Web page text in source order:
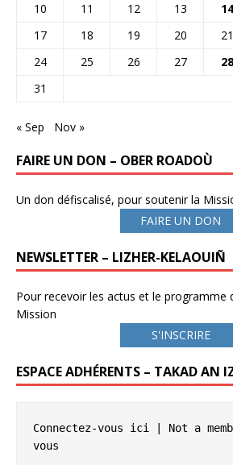
10
11 12 13 14
17
18 19 20 21
24
25 26 27 28
31
« Sep Nov »
FAIRE UN DON – OBER ROADOÙ
Un don défiscalisé, pour soutenir la
FAIRE UN DON
NEWSLETTER – LIZHER-KELAOUIÑ
Pour recevoir les actus et le programme
Mission
S'INSCRIRE
ESPACE ADHÉRENTS – TAKAD AN
Connectez-vous ici | Not a
vous